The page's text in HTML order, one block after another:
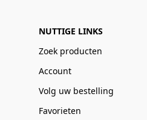
NUTTIGE LINKS
Zoek producten
Account
Volg uw bestelling
Favorieten